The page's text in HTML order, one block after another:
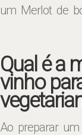
um Merlot de
Qual é a
vinho
Ao preparar